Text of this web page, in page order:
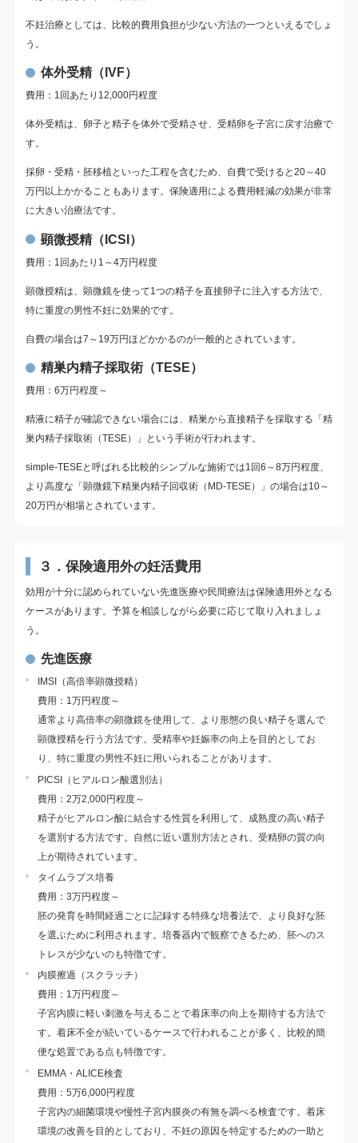
不妊治療としては、比較的費用負担が少ない方法の一つといえるでしょ
う。
体外受精（IVF）
費用：1回あたり12,000円程度
体外受精は、卵子と精子を体外で受精させ、受精卵を子宮に戻す治療で
す。
採卵・受精・胚移植といった工程を含むため、自費で受けると20～40
万円以上かかることもあります。保険適用による費用軽減の効果が非常
に大きい治療法です。
顕微授精（ICSI）
費用：1回あたり1～4万円程度
顕微授精は、顕微鏡を使って1つの精子を直接卵子に注入する方法で、
特に重度の男性不妊に効果的です。
自費の場合は7～19万円ほどかかるのが一般的とされています。
精巣内精子採取術（TESE）
費用：6万円程度～
精液に精子が確認できない場合には、精巣から直接精子を採取する「精
巣内精子採取術（TESE）」という手術が行われます。
simple-TESEと呼ばれる比較的シンプルな施術では1回6～8万円程度、
より高度な「顕微鏡下精巣内精子回収術（MD-TESE）」の場合は10～
20万円が相場とされています。
３．保険適用外の妊活費用
効用が十分に認められていない先進医療や民間療法は保険適用外となる
ケースがあります。予算を相談しながら必要に応じて取り入れましょ
う。
先進医療
IMSI（高倍率顕微授精）
費用：1万円程度～
通常より高倍率の顕微鏡を使用して、より形態の良い精子を選んで
顕微授精を行う方法です。受精率や妊娠率の向上を目的としてお
り、特に重度の男性不妊に用いられることがあります。
PICSI（ヒアルロン酸選別法）
費用：2万2,000円程度～
精子がヒアルロン酸に結合する性質を利用して、成熟度の高い精子
を選別する方法です。自然に近い選別方法とされ、受精卵の質の向
上が期待されています。
タイムラプス培養
費用：3万円程度～
胚の発育を時間経過ごとに記録する特殊な培養法で、より良好な胚
を選ぶために利用されます。培養器内で観察できるため、胚へのス
トレスが少ないのも特徴です。
内膜擦過（スクラッチ）
費用：1万円程度～
子宮内膜に軽い刺激を与えることで着床率の向上を期待する方法で
す。着床不全が続いているケースで行われることが多く、比較的簡
便な処置である点も特徴です。
EMMA・ALICE検査
費用：5万6,000円程度
子宮内の細菌環境や慢性子宮内膜炎の有無を調べる検査です。着床
環境の改善を目的としており、不妊の原因を特定するための一助と